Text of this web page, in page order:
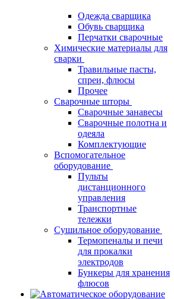
Одежда сварщика
Обувь сварщика
Перчатки сварочные
Химические материалы для
сварки
Травильные пасты,
спреи, флюсы
Прочее
Сварочные шторы
Сварочные занавесы
Сварочные полотна и
одеяла
Комплектующие
Вспомогательное
оборудование
Пульты
дистанционного
управления
Транспортные
тележки
Сушильное оборудование
Термопеналы и печи
для прокалки
электродов
Бункеры для хранения
флюсов